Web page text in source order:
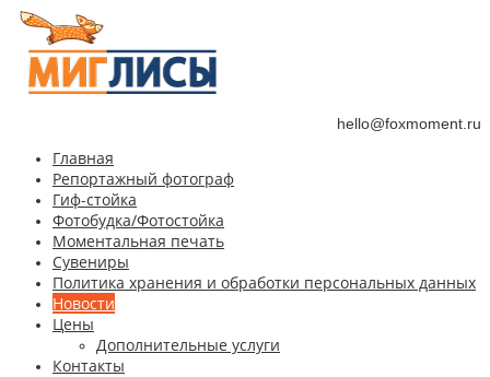
hello@foxmoment.ru
Главная
Репортажный фотограф
Гиф-стойка
Фотобудка/Фотостойка
Моментальная печать
Сувениры
Политика хранения и обработки персональных данных
Новости
Цены
Дополнительные услуги
Контакты